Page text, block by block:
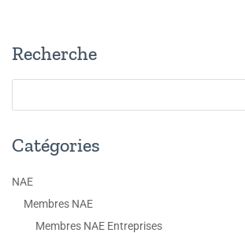
Recherche
Catégories
NAE
Membres NAE
Membres NAE Entreprises